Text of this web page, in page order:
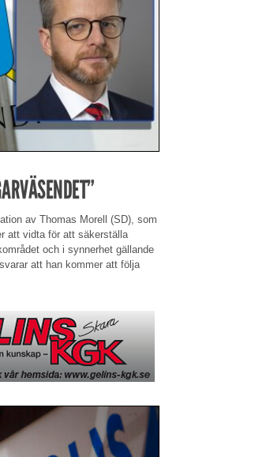
av Thomas Morell (SD), som
att vidta för att säkerställa
och i synnerhet gällande
att han kommer att följa